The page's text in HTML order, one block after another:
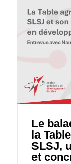
Le
la
SLSJ,
et